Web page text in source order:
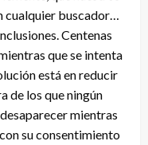
cualquier buscador…
Centenas
que se intenta
está en reducir
de los que ningún
mientras
su consentimiento